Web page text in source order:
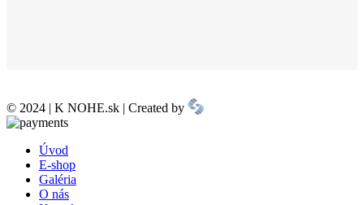
© 2024 | K NOHE.sk | Created by
Úvod
E-shop
Galéria
O nás